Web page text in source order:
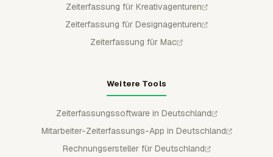
Zeiterfassung für Kreativagenturen
Zeiterfassung für Designagenturen
Zeiterfassung für Mac
Weitere Tools
Zeiterfassungssoftware in Deutschland
Mitarbeiter-Zeiterfassungs-App in Deutschland
Rechnungsersteller für Deutschland